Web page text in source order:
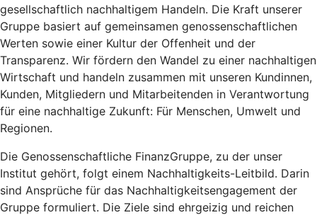
gesellschaftlich nachhaltigem Handeln. Die Kraft unserer
Gruppe basiert auf gemeinsamen genossenschaftlichen
Werten sowie einer Kultur der Offenheit und der
Transparenz. Wir fördern den Wandel zu einer nachhaltigen
Wirtschaft und handeln zusammen mit unseren Kundinnen,
Kunden, Mitgliedern und Mitarbeitenden in Verantwortung
für eine nachhaltige Zukunft: Für Menschen, Umwelt und
Regionen.
Die Genossenschaftliche FinanzGruppe, zu der unser
Institut gehört, folgt einem Nachhaltigkeits-Leitbild. Darin
sind Ansprüche für das Nachhaltigkeitsengagement der
Gruppe formuliert. Die Ziele sind ehrgeizig und reichen